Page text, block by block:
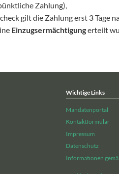
Zahlung),
gilt die Zahlung erst 3 Tage
Einzugsermächtigungerteilt
Wichtige Links
Mandatenportal
Kontaktformular
Impressum
Datenschutz
Informationen